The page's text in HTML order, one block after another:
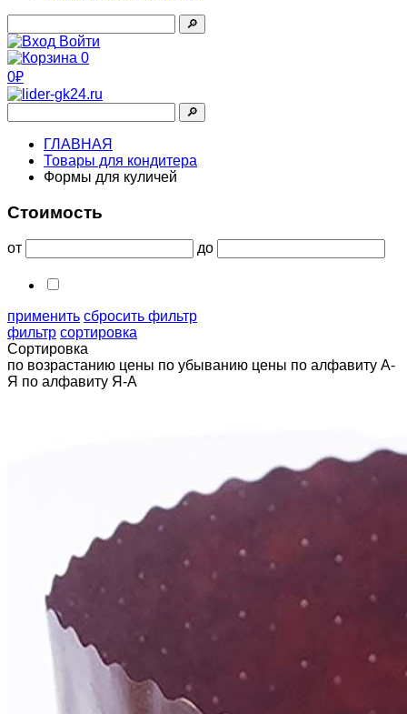
🔎︎
Войти
0
0₽
🔎︎
ГЛАВНАЯ
Товары для кондитера
Формы для куличей
Стоимость
от до
применить сбросить фильтр
фильтр сортировка
Сортировка
по возрастанию цены по убыванию цены по алфавиту А-
Я по алфавиту Я-А